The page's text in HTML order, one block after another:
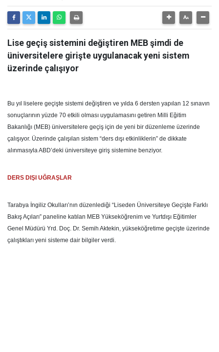
Lise geçiş sistemini değiştiren MEB şimdi de
üniversitelere girişte uygulanacak yeni sistem
üzerinde çalışıyor
Bu yıl liselere geçişte sistemi değiştiren ve yılda 6 dersten yapılan 12 sınavın
sonuçlarının yüzde 70 etkili olması uygulamasını getiren Milli Eğitim
Bakanlığı (MEB) üniversitelere geçiş için de yeni bir düzenleme üzerinde
çalışıyor. Üzerinde çalışılan sistem “ders dışı etkinliklerin” de dikkate
alınmasıyla ABD’deki üniversiteye giriş sistemine benziyor.
DERS DIŞI UĞRAŞLAR
Tarabya İngiliz Okulları’nın düzenlediği “Liseden Üniversiteye Geçişte Farklı
Bakış Açıları” paneline katılan MEB Yükseköğrenim ve Yurtdışı Eğitimler
Genel Müdürü Yrd. Doç. Dr. Semih Aktekin, yükseköğretime geçişte üzerinde
çalıştıkları yeni sisteme dair bilgiler verdi.